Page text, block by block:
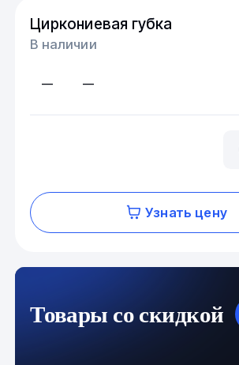
Циркониевая губка
В наличии
— —
Узнать цену
Товары со скидкой